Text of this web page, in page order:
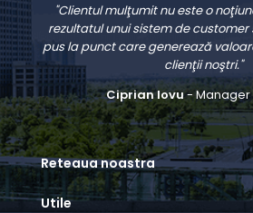
"Clientul mulţumit nu este o
rezultatul unui sistem de
pus la punct care generează
clienţii noştri."
Ciprian Iovu- Manager
Reteaua noastra
Utile